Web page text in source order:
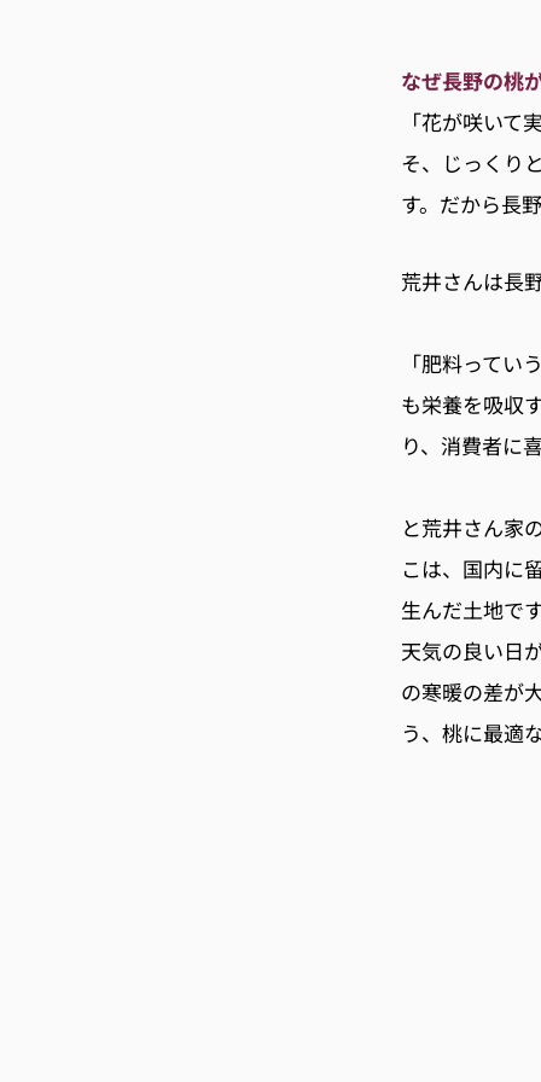
なぜ長野の桃
「花が咲い
そ、じっくり
す。だから長
荒井さんは長
「肥料って
も栄養を吸収
り、消費者に
と荒井さん家
こは、国内に
生んだ土地で
天気の良い日
の寒暖の差が
う、桃に最適